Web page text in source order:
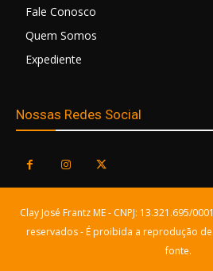
Fale Conosco
Quem Somos
Expediente
Nossas Redes Social
Clay José Frantz ME - CNPJ: 13.321.695/
reservados - É proibida a reprodução
fonte.